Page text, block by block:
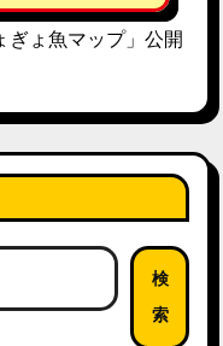
ょ魚マップ」公開
検
索